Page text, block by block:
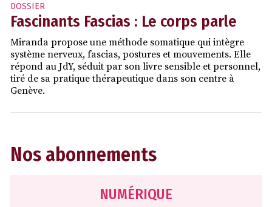
DOSSIER
Fascinants Fascias : Le corps parle
Miranda propose une méthode somatique qui intègre
système nerveux, fascias, postures et mouvements. Elle
répond au JdY, séduit par son livre sensible et personnel,
tiré de sa pratique thérapeutique dans son centre à
Genève.
Nos abonnements
NUMÉRIQUE